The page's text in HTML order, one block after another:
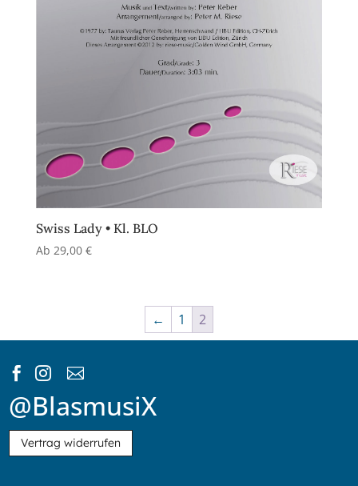
Swiss Lady • Kl. BLO
Ab 29,00 €
← 1 2
  
@BlasmusiX
Vertrag widerrufen